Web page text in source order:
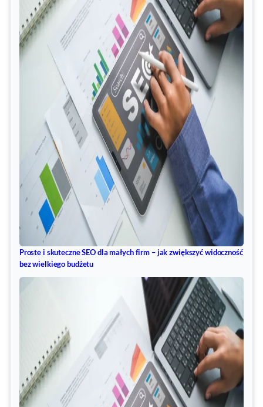
Proste i skuteczne SEO dla małych firm – jak zwiększyć widoczność
bez wielkiego budżetu